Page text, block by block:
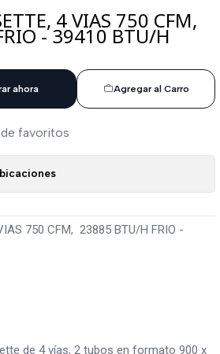
4 VIAS 750 CFM,
- 39410 BTU/H
Agregar al Carro
ahora
de favoritos
750 CFM, 23885 BTU/H FRIO -
de 4 vías, 2 tubos en formato 900 x